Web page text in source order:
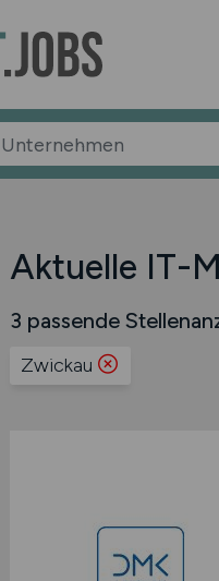
Aktuelle IT-
3 passende
Zwickau